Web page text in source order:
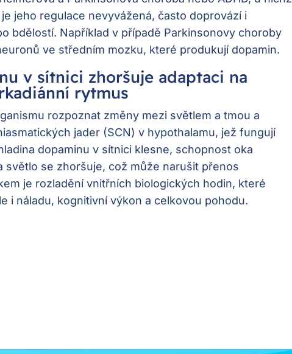
jeho regulace nevyvážená, často doprovází i
bdělostí. Například v případě Parkinsonovy choroby
ve středním mozku, které produkují dopamin.
v sítnici zhoršuje adaptaci na
rytmus
rozpoznat změny mezi světlem a tmou a
jader (SCN) v hypothalamu, jež fungují
dopaminu v sítnici klesne, schopnost oka
světlo se zhoršuje, což může narušit přenos
je rozladění vnitřních biologických hodin, které
i náladu, kognitivní výkon a celkovou pohodu.